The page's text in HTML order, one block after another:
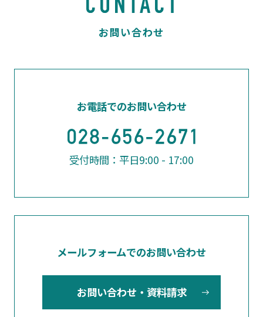
お電話でのお問い合わせ
受付時間：平日9:00 - 17:00
メールフォームでのお問い合わせ
お問い合わせ・資料請求